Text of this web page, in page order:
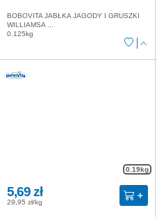
BOBOVITA JABŁKA JAGODY I GRUSZKI
WILLIAMSA ...
0.125kg
0.19kg
5,69 zł
29,95 zł/kg